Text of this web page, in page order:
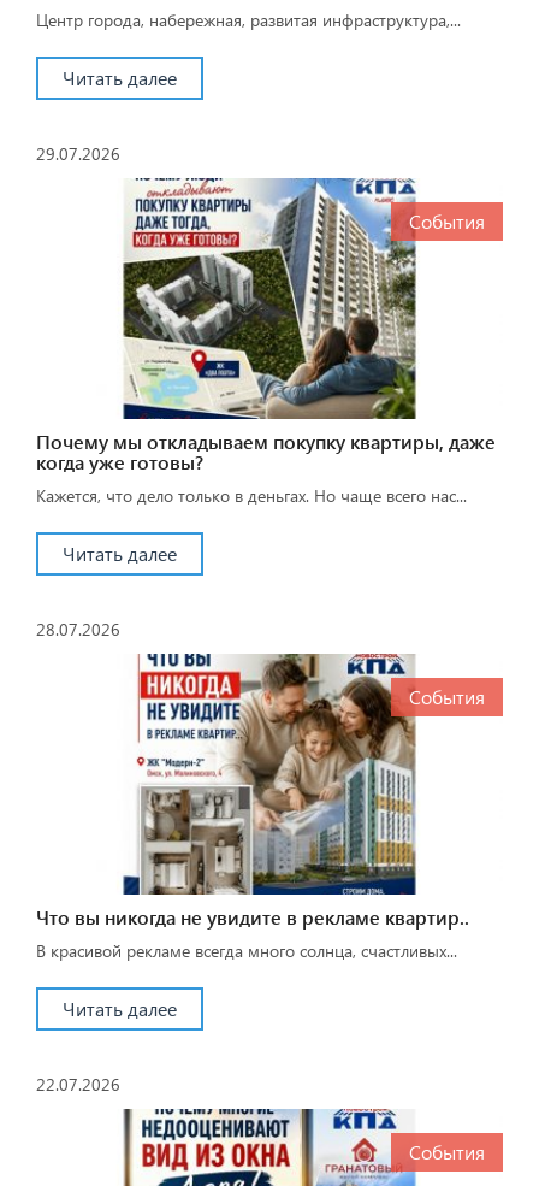
Центр города, набережная, развитая инфраструктура,...
Читать далее
29.07.2026
События
Почему мы откладываем покупку квартиры, даже
когда уже готовы?
Кажется, что дело только в деньгах. Но чаще всего нас...
Читать далее
28.07.2026
События
Что вы никогда не увидите в рекламе квартир..
В красивой рекламе всегда много солнца, счастливых...
Читать далее
22.07.2026
События